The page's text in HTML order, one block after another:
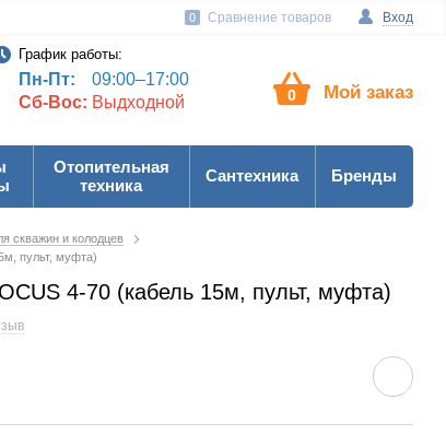
Вход
0 Сравнение товаров
График работы:
Пн-Пт:
09:00–17:00
Сб-Вос: Выдходной 0 Мой заказ
Отопительная
техника
Сантехника Бренды
скважин и колодцев
пульт, муфта)
4-70 (кабель 15м, пульт, муфта)